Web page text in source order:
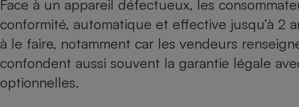
Face à un appareil défectueux, les
conformité, automatique et effective jusqu’à 2
à le faire, notamment car les vendeurs
confondent aussi souvent la garantie légale
optionnelles.
Complément
Gros
Petit
Internet
Téléphonie